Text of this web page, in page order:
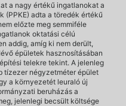
a nagy értékű ingatlanokat a
(PPKE) adta a töredék értékű
előzte meg semmiféle
oktatási célú
addig, amíg ki nem derült,
épületek hasznosításában
telekre tekint. A jelenleg
tízezer négyzetméter épület
a környezetét leuraló új
beruházás a
jelenlegi becsült költsége